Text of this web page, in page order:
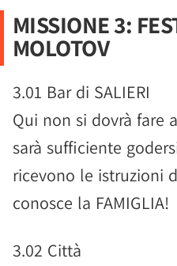
MISSIONE 3:
MOLOTOV
3.01 Bar di SALIERI
Qui non si dovrà fare
sarà sufficiente
ricevono le istruzioni
conosce la FAMIGLIA!
3.02 Città